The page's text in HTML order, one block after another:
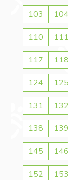
103 104
110 111
117 118
124 125
131 132
138 139
145 146
152 153